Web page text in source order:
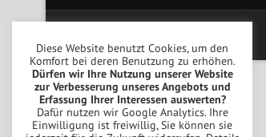
Diese Website benutzt Cookies, um den
Komfort bei deren Benutzung zu erhöhen.
Dürfen wir Ihre Nutzung unserer Website
zur Verbesserung unseres Angebots und
Erfassung Ihrer Interessen auswerten?
Dafür nutzen wir Google Analytics. Ihre
Einwilligung ist freiwillig, Sie können sie